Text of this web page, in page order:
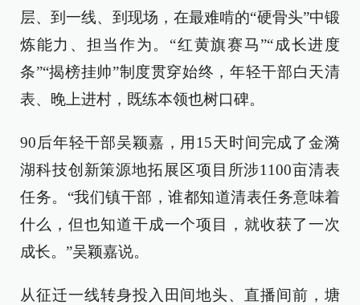
层、到一线、到现场，在最难啃的“硬骨头”中锻
炼能力、担当作为。“红黄旗赛马”“成长进度
条”“揭榜挂帅”制度贯穿始终，年轻干部白天清
表、晚上进村，既练本领也树口碑。
90后年轻干部吴颖嘉，用15天时间完成了金漪
湖科技创新策源地拓展区项目所涉1100亩清表
任务。“我们镇干部，谁都知道清表任务意味着
什么，但也知道干成一个项目，就收获了一次
成长。”吴颖嘉说。
从征迁一线转身投入田间地头、直播间前，塘